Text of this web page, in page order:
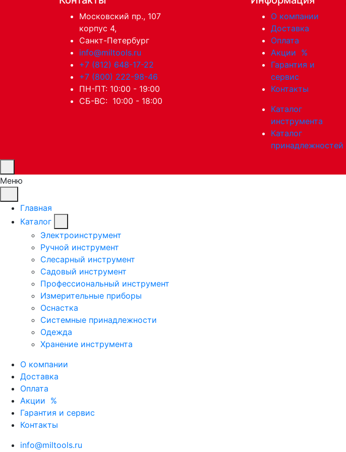
Московский пр., 107
корпус 4,
Санкт-Петербург
info@miltools.ru
+7 (812) 648-17-22
+7 (800) 222-98-46
ПН-ПТ: 10:00 - 19:00
СБ-ВС: 10:00 - 18:00
О компании
Доставка
Оплата
Акции %
Гарантия и
сервис
Контакты
Каталог
инструмента
Каталог
принадлежностей
Меню
Главная
Каталог
Электроинструмент
Ручной инструмент
Слесарный инструмент
Садовый инструмент
Профессиональный инструмент
Измерительные приборы
Оснастка
Системные принадлежности
Одежда
Хранение инструмента
О компании
Доставка
Оплата
Акции %
Гарантия и сервис
Контакты
info@miltools.ru